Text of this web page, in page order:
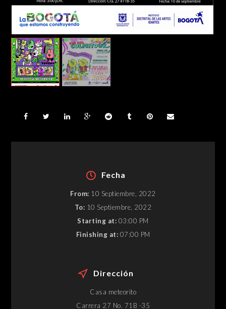
Fecha
From: 10 Septiembre, 2022
To: 10 Septiembre, 2022
Starting at: 03:00 PM
Finishing at: 07:00 PM
Dirección
Casa meteorito
Carrera 27 No. 71B -35